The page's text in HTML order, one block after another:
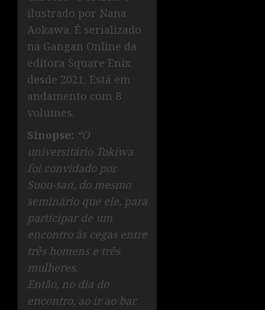
ilustrado por Nana
Aokawa. É serializado
na Gangan Online da
editora Square Enix
desde 2021. Está em
andamento com 8
volumes.
Sinopse: “O
universitário Tokiwa
foi convidado por
Suou-san, do mesmo
seminário que ele, para
participar de um
encontro às cegas entre
três homens e três
mulheres.
Então, no dia do
encontro, ao ir ao bar